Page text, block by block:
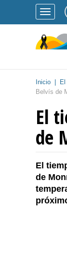
Inicio
Belvís de
El
de
El
de